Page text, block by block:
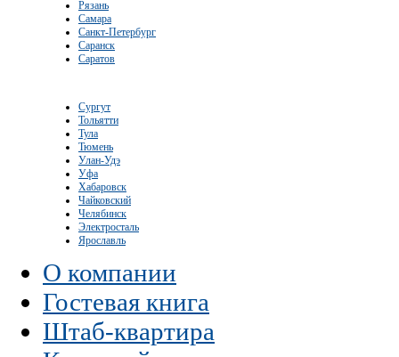
Рязань
Самара
Санкт-Петербург
Саранск
Саратов
Сургут
Тольятти
Тула
Тюмень
Улан-Удэ
Уфа
Хабаровск
Чайковский
Челябинск
Электросталь
Ярославль
О компании
Гостевая книга
Штаб-квартира